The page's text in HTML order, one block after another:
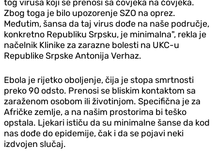
tog virusa koji se prenosi sa čovjeka na čovjeka.
Zbog toga je bilo upozorenje SZO na oprez.
Međutim, šansa da taj virus dođe na naše područje,
konkretno Republiku Srpsku, je minimalna", rekla je
načelnik Klinike za zarazne bolesti na UKC-u
Republike Srpske Antonija Verhaz.
Ebola je rijetko oboljenje, čija je stopa smrtnosti
preko 90 odsto. Prenosi se bliskim kontaktom sa
zaraženom osobom ili životinjom. Specifična je za
Afričke zemlje, a na našim prostorima bi teško
opstala. Ljekari ističu da su minimalne šanse da kod
nas dođe do epidemije, čak i da se pojavi neki
izdvojen slučaj.